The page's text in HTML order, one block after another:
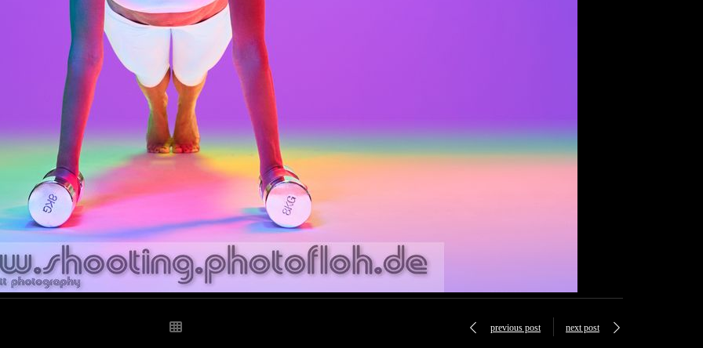
previous post next post